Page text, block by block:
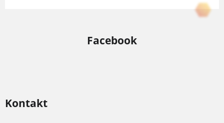
Kontakt
Facebook